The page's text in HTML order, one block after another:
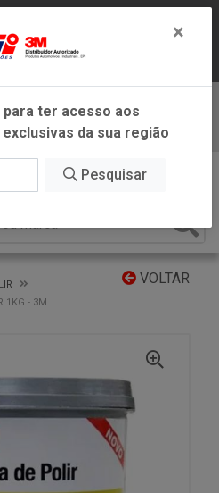
DO ESTADO DE
GERAIS.
Baixe já nosso APP
VOLTAR
1KG - 3M
×
para ter acesso aos
da sua região
Pesquisar